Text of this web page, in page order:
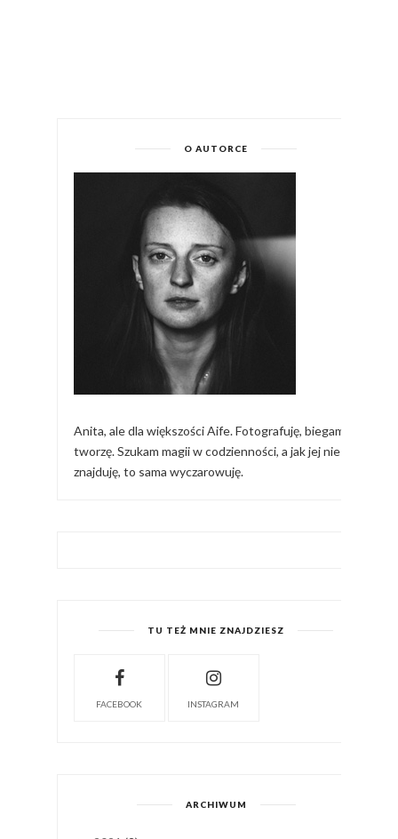
O AUTORCE
Anita, ale dla większości Aife. Fotografuję, biegam,
tworzę. Szukam magii w codzienności, a jak jej nie
znajduję, to sama wyczarowuję.
TU TEŻ MNIE ZNAJDZIESZ
FACEBOOK INSTAGRAM
ARCHIWUM